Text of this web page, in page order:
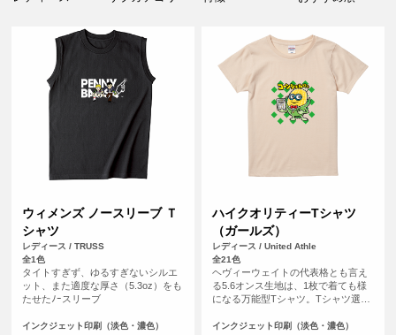
ウィメンズ ノースリーブ Ｔ
シャツ
レディース / TRUSS
全1色
タイトすぎず、ゆるすぎないシルエ
ット、また適度な厚さ（5.3oz）をも
たせたﾉｰスリーブ
インクジェット印刷（淡色・濃色）
ハイクオリティーTシャツ
（ガールズ）
レディース / United Athle
全21色
ヘヴィーウェイトの代表格とも言え
る5.6オンス生地は、1枚で着ても様
になる万能型Tシャツ。Tシャツ選び
い」「透けない」「長持ちする」と
インクジェット印刷（淡色・濃色）